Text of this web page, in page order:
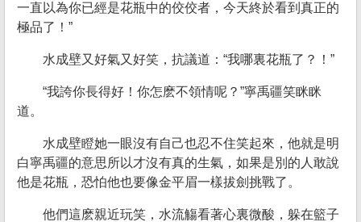
一直以為你已經是花瓶中的佼佼者，今天終於看到真正的
極品了！”
水成壁又好氣又好笑，抗議道：“我哪裏花瓶了？！”
“我誇你長得好！你怎麽不領情呢？”寧禹疆笑眯眯
道。
水成壁瞪她一眼沒有自己也忍不住笑起來，他就是明
白寧禹疆的意思所以才沒有真的生氣，如果是別的人敢說
他是花瓶，恐怕他也要像金平眉一樣拔劍挑戰了。
他們這麽親近玩笑，水流觴看著心裏微酸，躲在籃子